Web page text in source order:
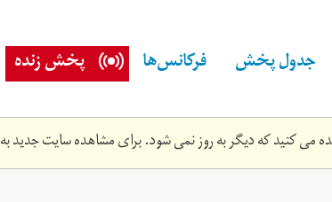
جدول پخش فرکانس‌ها پخش زنده
می کنید که دیگر به روز نمی شود. برای مشاهده سایت جدید به